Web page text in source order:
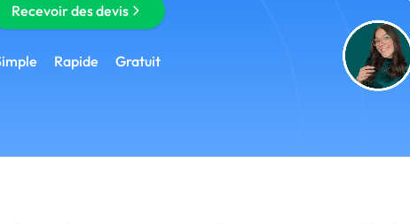
Recevoir des devis
Rapide Gratuit